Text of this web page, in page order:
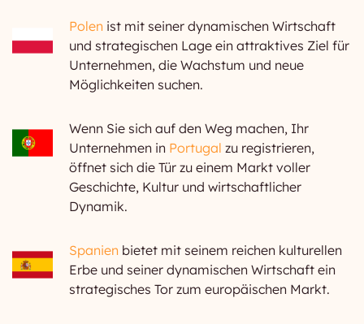
Polen ist mit seiner dynamischen Wirtschaft
und strategischen Lage ein attraktives Ziel für
Unternehmen, die Wachstum und neue
Möglichkeiten suchen.
Wenn Sie sich auf den Weg machen, Ihr
Unternehmen in Portugal zu registrieren,
öffnet sich die Tür zu einem Markt voller
Geschichte, Kultur und wirtschaftlicher
Dynamik.
Spanien bietet mit seinem reichen kulturellen
Erbe und seiner dynamischen Wirtschaft ein
strategisches Tor zum europäischen Markt.